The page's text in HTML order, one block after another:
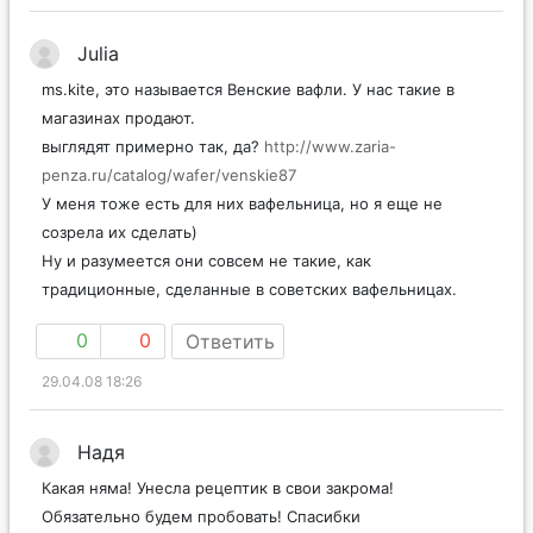
Julia
ms.kite, это называется Венские вафли. У нас такие в
магазинах продают.
выглядят примерно так, да? http://www.zaria-
penza.ru/catalog/wafer/venskie87
У меня тоже есть для них вафельница, но я еще не
созрела их сделать)
Ну и разумеется они совсем не такие, как
традиционные, сделанные в советских вафельницах.
0 0 Ответить
29.04.08 18:26
Надя
Какая няма! Унесла рецептик в свои закрома!
Обязательно будем пробовать! Спасибки